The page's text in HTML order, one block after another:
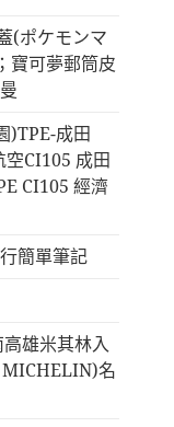
(ポケモンマ
寶可夢郵筒皮
)TPE-成田
空CI105 成田
CI105 經濟
簡單筆記
雄米其林入
名